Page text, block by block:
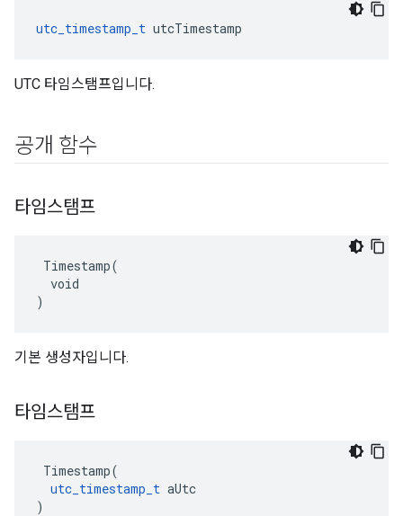
utc_timestamp_t utcTimestamp
UTC 타임스탬프입니다.
공개 함수
타임스탬프
Timestamp(
  void
)
기본 생성자입니다.
타임스탬프
Timestamp(
utc_timestamp_t aUtc
)